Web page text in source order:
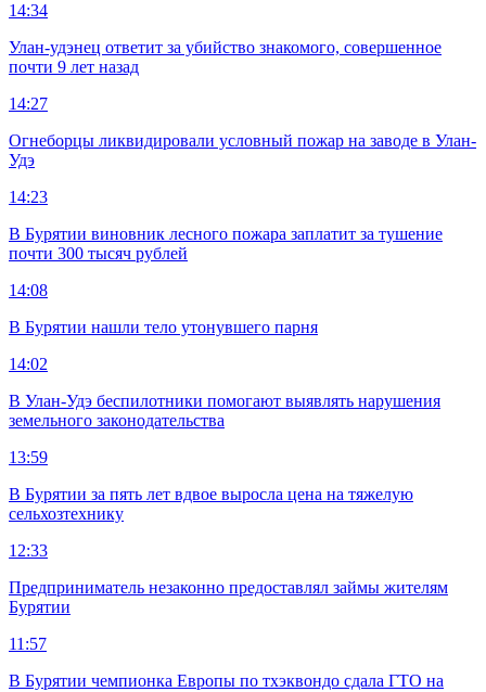
14:34
Улан-удэнец ответит за убийство знакомого, совершенное
почти 9 лет назад
14:27
Огнеборцы ликвидировали условный пожар на заводе в Улан-
Удэ
14:23
В Бурятии виновник лесного пожара заплатит за тушение
почти 300 тысяч рублей
14:08
В Бурятии нашли тело утонувшего парня
14:02
В Улан-Удэ беспилотники помогают выявлять нарушения
земельного законодательства
13:59
В Бурятии за пять лет вдвое выросла цена на тяжелую
сельхозтехнику
12:33
Предприниматель незаконно предоставлял займы жителям
Бурятии
11:57
В Бурятии чемпионка Европы по тхэквондо сдала ГТО на